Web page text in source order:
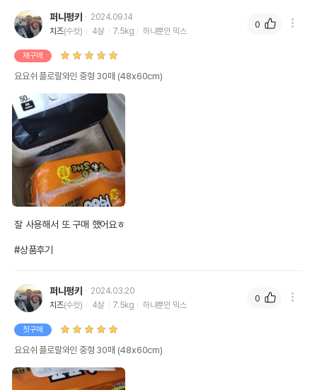
퍼니펑키
2024.09.14
치즈(수컷) 4살 7.5kg 하나뿐인 믹스
재구매
요요쉬 플로랄와인 중형 30매 (48x60cm)
잘 사용해서 또 구매 했어요ㅎ
#상품후기
0
퍼니펑키
2024.03.20
치즈(수컷) 4살 7.5kg 하나뿐인 믹스
첫구매
요요쉬 플로랄와인 중형 30매 (48x60cm)
0